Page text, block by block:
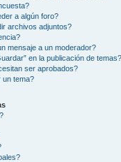
a algún foro?
archivos adjuntos?
mensaje a un moderador?
en la publicación de temas?
ser aprobados?
un tema?